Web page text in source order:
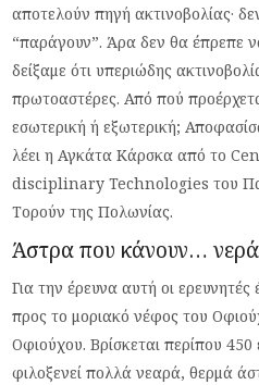
αποτελούν πηγή ακτινοβολίας·
“παράγουν”. Άρα δεν θα έπρεπε
δείξαμε ότι υπεριώδης
πρωτοαστέρες. Από πού
εσωτερική ή εξωτερική;
λέει η Αγκάτα Κάρσκα από το
disciplinary Technologies του
Τορούν της Πολωνίας.
Άστρα που κάνουν… νερά
Για την έρευνα αυτή οι
προς το μοριακό νέφος του
Οφιούχου. Βρίσκεται περίπου
φιλοξενεί πολλά νεαρά, θερμά